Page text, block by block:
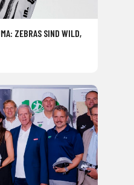
ZEBRAS SIND WILD,